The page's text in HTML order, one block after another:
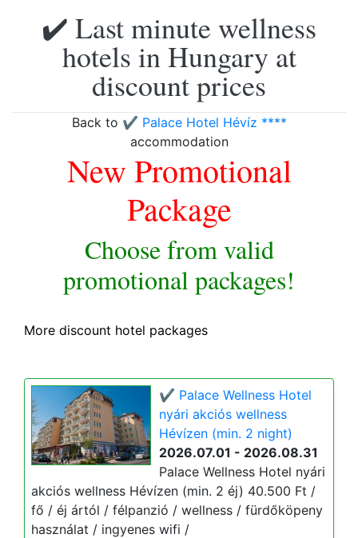
✔️ Last minute wellness
hotels in Hungary at
discount prices
Back to ✔️ Palace Hotel Hévíz ****
accommodation
New Promotional
Package
Choose from valid
promotional packages!
More discount hotel packages
✔️ Palace Wellness Hotel
nyári akciós wellness
Hévízen (min. 2 night)
2026.07.01 - 2026.08.31
Palace Wellness Hotel nyári
akciós wellness Hévízen (min. 2 éj) 40.500 Ft /
fő / éj ártól / félpanzió / wellness / fürdőköpeny
használat / ingyenes wifi /